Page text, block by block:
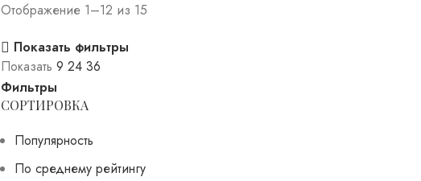
Отображение 1–12 из 15
Показать фильтры
Показать 9 24 36
Фильтры
СОРТИРОВКА
Популярность
По среднему рейтингу